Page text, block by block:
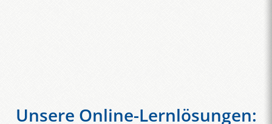
Unsere Online-Lernlösungen: